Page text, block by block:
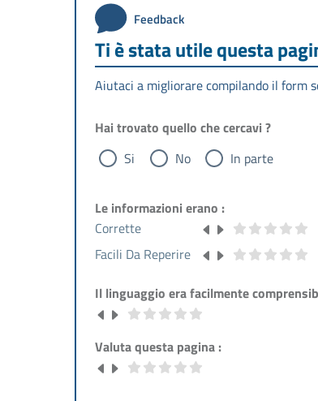
Feedback
Ti è stata utile questa
Aiutaci a migliorare compilando il form
Hai trovato quello che cercavi ?
Si
No In parte
Le informazioni erano :
Corrette
Facili Da Reperire
Il linguaggio era facilmente
Valuta questa pagina :